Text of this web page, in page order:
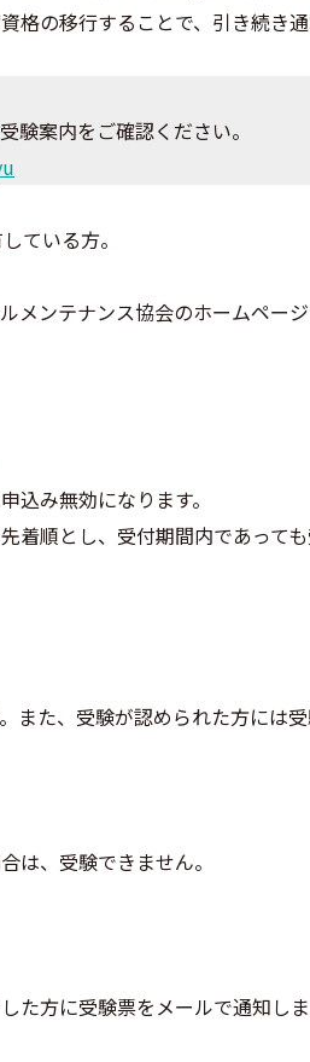
の移行することで、引き続き
験案内をご確認ください。
ている方。
メンテナンス協会のホームページ
み無効になります。
順とし、受付期間内であって
た、受験が認められた方には
は、受験できません。
方に受験票をメールで通知しま